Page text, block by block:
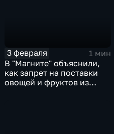
3 февраля
1 мин
В "Магните" объяснили,
как запрет на поставки
овощей и фруктов из